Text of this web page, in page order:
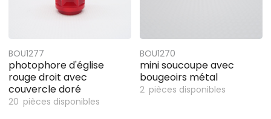
BOU1277
photophore d'église
rouge droit avec
couvercle doré
20 pièces disponibles
BOU1270
mini soucoupe avec
bougeoirs métal
2 pièces disponibles